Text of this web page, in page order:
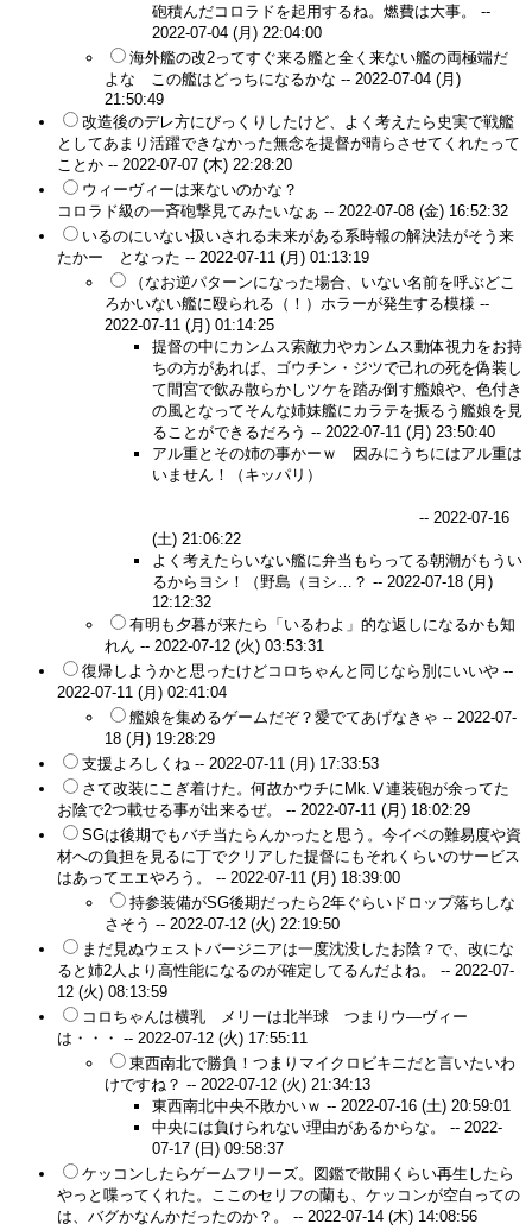
砲積んだコロラドを起用するね。燃費は大事。 --
2022-07-04 (月) 22:04:00
海外艦の改2ってすぐ来る艦と全く来ない艦の両極端だ
よな この艦はどっちになるかな -- 2022-07-04 (月)
21:50:49
改造後のデレ方にびっくりしたけど、よく考えたら史実で戦艦
としてあまり活躍できなかった無念を提督が晴らさせてくれたって
ことか -- 2022-07-07 (木) 22:28:20
ウィーヴィーは来ないのかな？
コロラド級の一斉砲撃見てみたいなぁ -- 2022-07-08 (金) 16:52:32
いるのにいない扱いされる未来がある系時報の解決法がそう来
たかー となった -- 2022-07-11 (月) 01:13:19
（なお逆パターンになった場合、いない名前を呼ぶどこ
ろかいない艦に殴られる（！）ホラーが発生する模様 --
2022-07-11 (月) 01:14:25
提督の中にカンムス索敵力やカンムス動体視力をお持
ちの方があれば、ゴウチン・ジツで己れの死を偽装し
て間宮で飲み散らかしツケを踏み倒す艦娘や、色付き
の風となってそんな姉妹艦にカラテを振るう艦娘を見
ることができるだろう -- 2022-07-11 (月) 23:50:40
アル重とその姉の事かーｗ 因みにうちにはアル重は
いません！（キッパリ）
-- 2022-07-16
(土) 21:06:22
よく考えたらいない艦に弁当もらってる朝潮がもうい
るからヨシ！（野島（ヨシ…？ -- 2022-07-18 (月)
12:12:32
有明も夕暮が来たら「いるわよ」的な返しになるかも知
れん -- 2022-07-12 (火) 03:53:31
復帰しようかと思ったけどコロちゃんと同じなら別にいいや --
2022-07-11 (月) 02:41:04
艦娘を集めるゲームだぞ？愛でてあげなきゃ -- 2022-07-
18 (月) 19:28:29
支援よろしくね -- 2022-07-11 (月) 17:33:53
さて改装にこぎ着けた。何故かウチにMk.Ⅴ連装砲が余ってた
お陰で2つ載せる事が出来るぜ。 -- 2022-07-11 (月) 18:02:29
SGは後期でもバチ当たらんかったと思う。今イベの難易度や資
材への負担を見るに丁でクリアした提督にもそれくらいのサービス
はあってエエやろう。 -- 2022-07-11 (月) 18:39:00
持参装備がSG後期だったら2年ぐらいドロップ落ちしな
さそう -- 2022-07-12 (火) 22:19:50
まだ見ぬウェストバージニアは一度沈没したお陰？で、改にな
ると姉2人より高性能になるのが確定してるんだよね。 -- 2022-07-
12 (火) 08:13:59
コロちゃんは横乳 メリーは北半球 つまりウ―ヴィー
は・・・ -- 2022-07-12 (火) 17:55:11
東西南北で勝負！つまりマイクロビキニだと言いたいわ
けですね？ -- 2022-07-12 (火) 21:34:13
東西南北中央不敗かいｗ -- 2022-07-16 (土) 20:59:01
中央には負けられない理由があるからな。 -- 2022-
07-17 (日) 09:58:37
ケッコンしたらゲームフリーズ。図鑑で散開くらい再生したら
やっと喋ってくれた。ここのセリフの蘭も、ケッコンが空白っての
は、バグかなんかだったのか？。 -- 2022-07-14 (木) 14:08:56